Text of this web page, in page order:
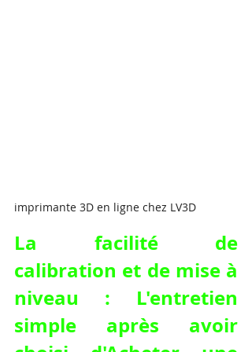
imprimante 3D en ligne chez LV3D
La facilité de
calibration et de mise à
niveau : L'entretien
simple après avoir